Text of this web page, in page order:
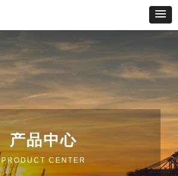
产品中心
PRODUCT CENTER